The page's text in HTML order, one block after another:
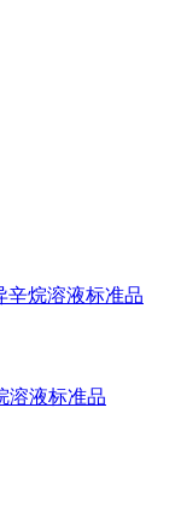
辛烷溶液标准品
溶液标准品